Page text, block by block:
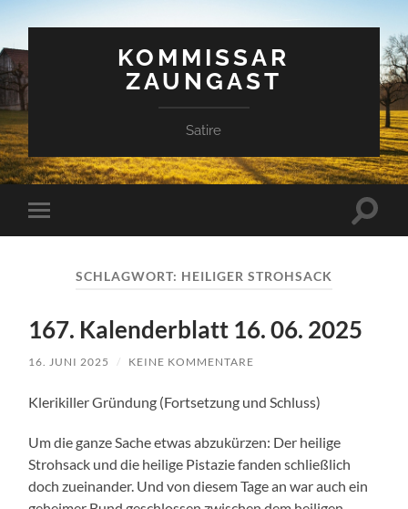
KOMMISSAR
ZAUNGAST
Satire
Mobile-
Menü
SCHLAGWORT: HEILIGER STROHSACK
167. Kalenderblatt 16. 06. 2025
16. JUNI 2025 / KEINE KOMMENTARE
Klerikiller Gründung (Fortsetzung und Schluss)
Um die ganze Sache etwas abzukürzen: Der heilige
Strohsack und die heilige Pistazie fanden schließlich
doch zueinander. Und von diesem Tage an war auch ein